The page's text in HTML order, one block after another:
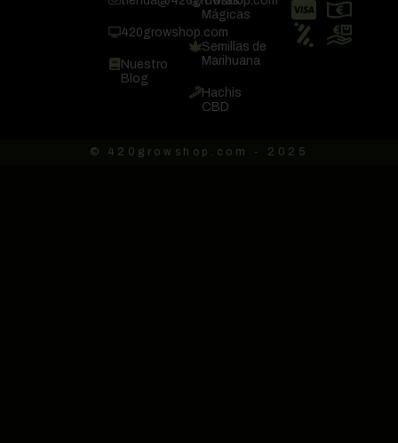
420growshop.com
Nuestro
Blog
Mágicas
Semillas de
Marihuana
Hachis
CBD
© 420growshop.com - 2025